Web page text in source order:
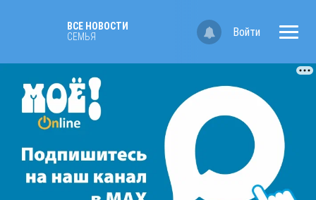
ВСЕ НОВОСТИ
CЕМЬЯ
Войти